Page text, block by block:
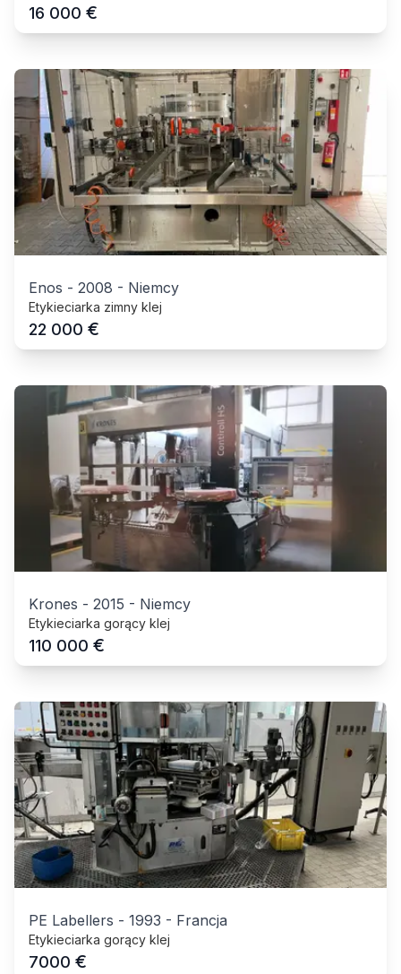
16 000 €
Enos - 2008 - Niemcy
Etykieciarka zimny klej
22 000 €
Krones - 2015 - Niemcy
Etykieciarka gorący klej
110 000 €
PE Labellers - 1993 - Francja
Etykieciarka gorący klej
7000 €